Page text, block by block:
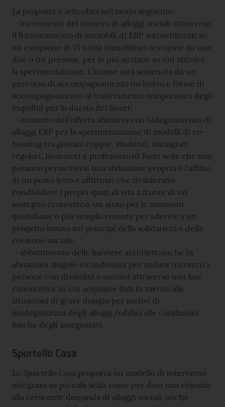
La proposta è articolata nel modo seguente:
- incremento del numero di alloggi sociali attraverso
il frazionamento di immobili di ERP sottoutilizzati su
un campione di 15 unità immobiliari occupate da una,
due o tre persone, per lo più anziane su cui attivare
la sperimentazione. L’azione sarà sostenuta da un
percorso di accompagnamento inclusivo e forme di
accompagnamento al trasferimento temporaneo degli
inquilini per la durata dei lavori;
- aumento dell’offerta abitativa con l’adeguamento di
alloggi ERP per la sperimentazione di modelli di co-
housing tra giovani coppie, studenti, immigrati
regolari, lavoratori e professionisti fuori sede che non
possono permettersi una abitazione propria o l’affitto
di un posto letto e affittuari che desiderano
condividere i propri spazi di vita a fronte di un
sostegno economico, un aiuto per le mansioni
quotidiane o più semplicemente per aderire a un
progetto basato sui principi della solidarietà e della
coesione sociale;
- abbattimento delle barriere architettoniche in
abitazioni singole o condomini per andare incontro a
persone con disabilità o anziani attraverso una fase
conoscitiva, in cui acquisire dati in merito alle
situazioni di grave disagio per motivi di
inadeguatezza degli alloggi/edifici alle condizioni
fisiche degli assegnatari.
Sportello Casa
Lo Sportello Casa proporrà un modello di intervento
integrato su piccola scala come per dare una risposta
alla crescente domanda di alloggi sociali, anche